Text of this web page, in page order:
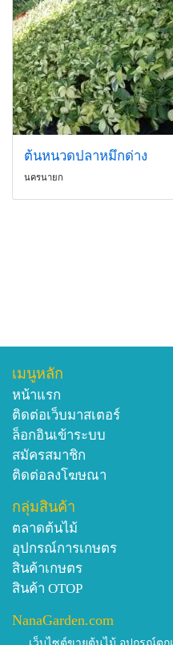
ต้นหนวดปลาหมึกด่าง
นครนายก
เมนูหลัก
หน้าแรก
ติดต่อเว็บมาสเตอร์
ล็อกอินเข้าระบบ
สมัครสมาชิก
ติดต่อลงโฆษณา
กลุ่มสินค้า
ตลาดต้นไม้
อุปกรณ์การเกษตร
สินค้าเกษตร
สินค้า OTOP
NanaGarden.com